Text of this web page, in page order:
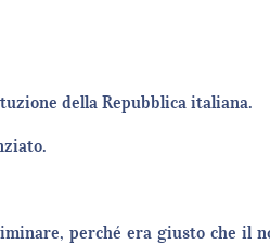
della Repubblica italiana.
perché era giusto che il